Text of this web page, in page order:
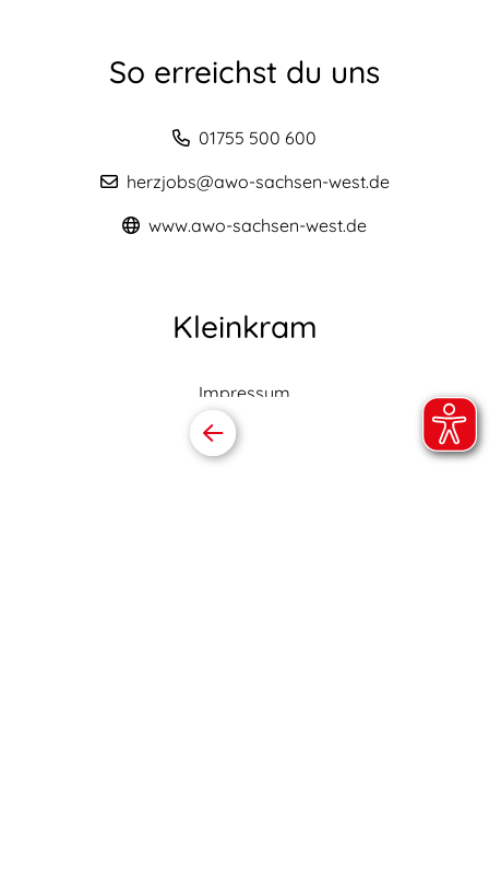
So erreichst du uns
01755 500 600
herzjobs@awo-sachsen-west.de
www.awo-sachsen-west.de
Kleinkram
Impressum
Datenschutz